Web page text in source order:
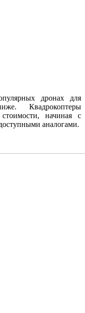
дронах для
Квадрокоптеры
начиная с
аналогами.